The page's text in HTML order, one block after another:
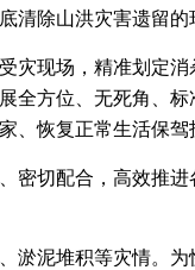
清除山洪灾害遗留的
灾现场，精准划定
全方位、无死角、
、恢复正常生活保驾
密切配合，高效推
淤泥堆积等灾情。